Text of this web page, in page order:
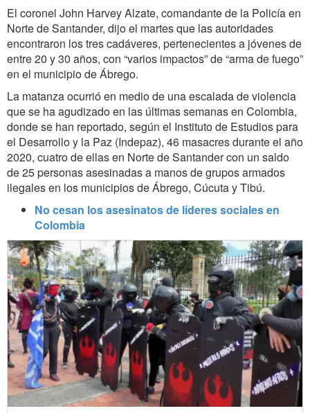
El coronel John Harvey Alzate, comandante de la Policía en
Norte de Santander, dijo el martes que las autoridades
encontraron los tres cadáveres, pertenecientes a jóvenes de
entre 20 y 30 años, con “varios impactos” de “arma de fuego”
en el municipio de Ábrego.
La matanza ocurrió en medio de una escalada de violencia
que se ha agudizado en las últimas semanas en Colombia,
donde se han reportado, según el Instituto de Estudios para
el Desarrollo y la Paz (Indepaz), 46 masacres durante el año
2020, cuatro de ellas en Norte de Santander con un saldo
de 25 personas asesinadas a manos de grupos armados
ilegales en los municipios de Ábrego, Cúcuta y Tibú.
No cesan los asesinatos de líderes sociales en
Colombia